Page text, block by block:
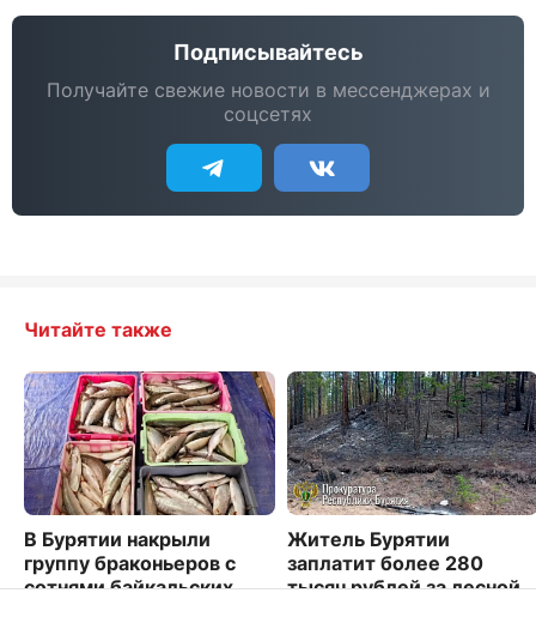
Подписывайтесь
Получайте свежие новости в мессенджерах и
соцсетях
Читайте также
В Бурятии накрыли
группу браконьеров с
сотнями байкальских
Житель Бурятии
заплатит более 280
тысяч рублей за лесной